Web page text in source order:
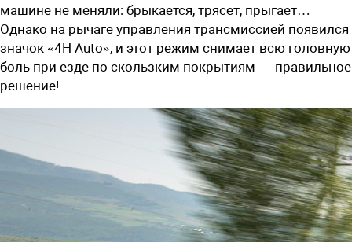
машине не меняли: брыкается, трясет, прыгает…
Однако на рычаге управления трансмиссией появился
значок «4H Auto», и этот режим снимает всю головную
боль при езде по скользким покрытиям — правильное
решение!